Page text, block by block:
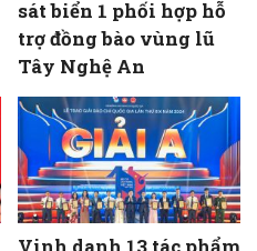
sát biển 1 phối hợp hỗ
trợ đồng bào vùng lũ
Tây Nghệ An
Vinh danh 13 tác phẩm